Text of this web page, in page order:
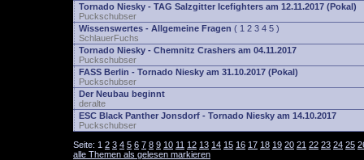
Tornado Niesky - TAG Salzgitter Icefighters am 12.11.2017 (Pokal)
Puckschubser
Wissenswertes - Allgemeine Fragen ( 1 2 3 4 5 )
SchlauerFuchs
Tornado Niesky - Chemnitz Crashers am 04.11.2017
Puckschubser
FASS Berlin - Tornado Niesky am 31.10.2017 (Pokal)
Puckschubser
Der Neubau beginnt
deralte
ESC Black Panther Jonsdorf - Tornado Niesky am 14.10.2017
Puckschubser
Seite: 1 2 3 4 5 6 7 8 9 10 11 12 13 14 15 16 17 18 19 20 21 22 23 24 25
alle Themen als gelesen markieren